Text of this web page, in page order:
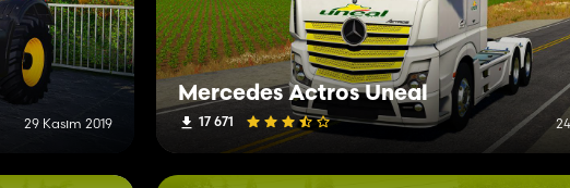
29 Kasım 2019
Mercedes Actros Uneal
17 671